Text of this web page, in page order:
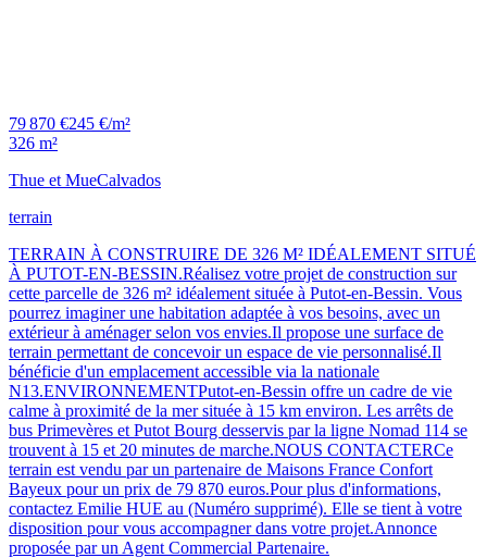
79 870 €245 €/m²
326 m²
Thue et MueCalvados
terrain
TERRAIN À CONSTRUIRE DE 326 M² IDÉALEMENT SITUÉ
À PUTOT-EN-BESSIN.Réalisez votre projet de construction sur
cette parcelle de 326 m² idéalement située à Putot-en-Bessin. Vous
pourrez imaginer une habitation adaptée à vos besoins, avec un
extérieur à aménager selon vos envies.Il propose une surface de
terrain permettant de concevoir un espace de vie personnalisé.Il
bénéficie d'un emplacement accessible via la nationale
N13.ENVIRONNEMENTPutot-en-Bessin offre un cadre de vie
calme à proximité de la mer située à 15 km environ. Les arrêts de
bus Primevères et Putot Bourg desservis par la ligne Nomad 114 se
trouvent à 15 et 20 minutes de marche.NOUS CONTACTERCe
terrain est vendu par un partenaire de Maisons France Confort
Bayeux pour un prix de 79 870 euros.Pour plus d'informations,
contactez Emilie HUE au (Numéro supprimé). Elle se tient à votre
disposition pour vous accompagner dans votre projet.Annonce
proposée par un Agent Commercial Partenaire.